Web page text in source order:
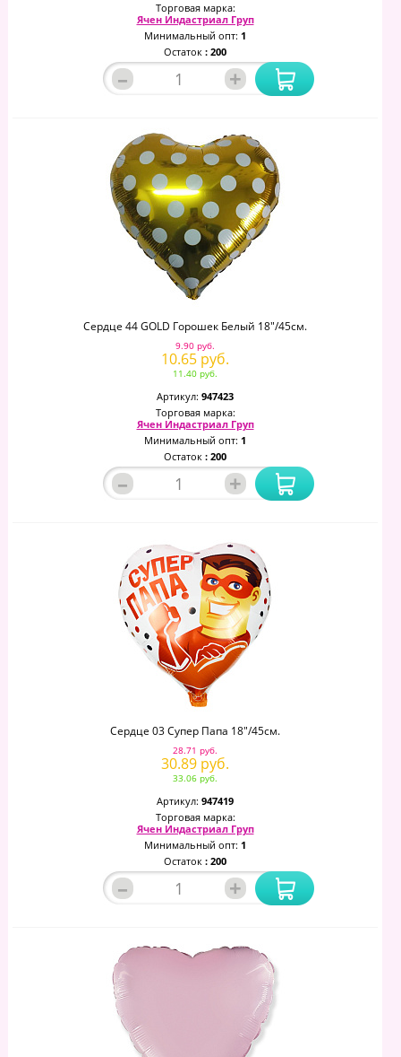
Торговая марка:
Ячен Индастриал Груп
Минимальный опт: 1
Остаток : 200
– +
Сердце 44 GOLD Горошек Белый 18"/45см.
9.90 руб.
10.65 руб.
11.40 руб.
Артикул: 947423
Торговая марка:
Ячен Индастриал Груп
Минимальный опт: 1
Остаток : 200
– +
Сердце 03 Супер Папа 18"/45см.
28.71 руб.
30.89 руб.
33.06 руб.
Артикул: 947419
Торговая марка:
Ячен Индастриал Груп
Минимальный опт: 1
Остаток : 200
– +